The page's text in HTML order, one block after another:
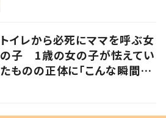
トイレから必死にママを呼ぶ女
の子 1歳の女の子が怯えてい
たものの正体に「こんな瞬間